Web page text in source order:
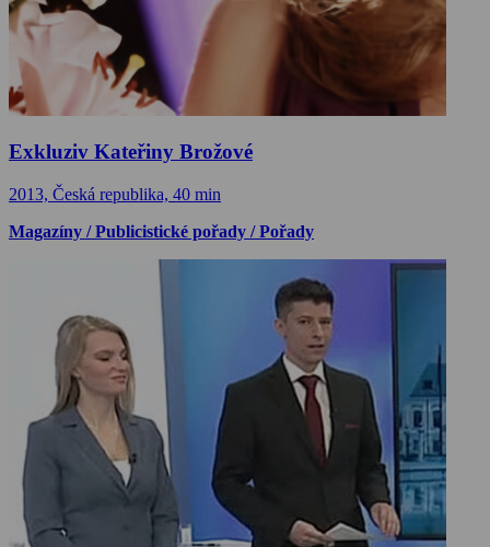
Exkluziv Kateřiny Brožové
2013, Česká republika, 40 min
Magazíny / Publicistické pořady / Pořady